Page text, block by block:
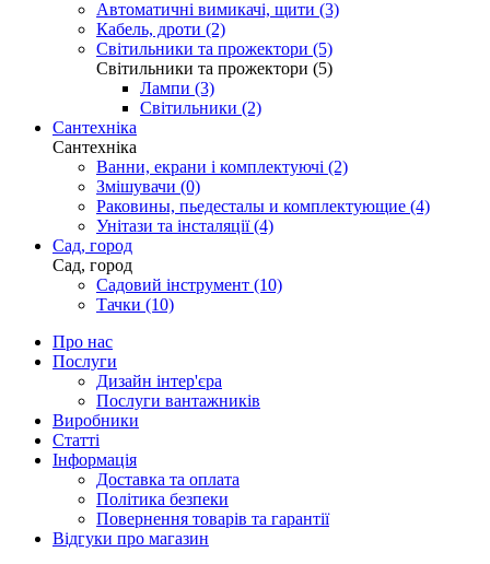
Автоматичні вимикачі, щити (3)
Кабель, дроти (2)
Світильники та прожектори (5)
Світильники та прожектори (5)
Лампи (3)
Світильники (2)
Сантехніка
Сантехніка
Ванни, екрани і комплектуючі (2)
Змішувачи (0)
Раковины, пьедесталы и комплектующие (4)
Унітази та інсталяції (4)
Сад, город
Сад, город
Садовий інструмент (10)
Тачки (10)
Про нас
Послуги
Дизайн інтер'єра
Послуги вантажників
Виробники
Статті
Інформація
Доставка та оплата
Політика безпеки
Повернення товарів та гарантії
Відгуки про магазин